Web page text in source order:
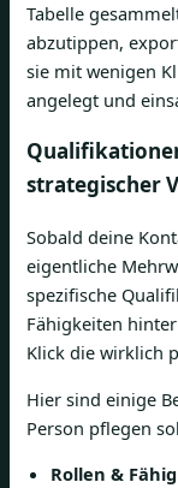
Tabelle
abzutippen,
sie mit wenigen
angelegt und
strategischer
Sobald deine
eigentliche
spezifische
Fähigkeiten
Klick die wirklich
Hier sind einige
Person pflegen
Rollen &